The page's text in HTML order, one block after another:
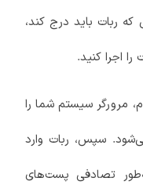
ربات باید درج کند،
اجرا کنید.
مرورگر سیستم شما را
سپس، ربات وارد
تصادفی پست‌های